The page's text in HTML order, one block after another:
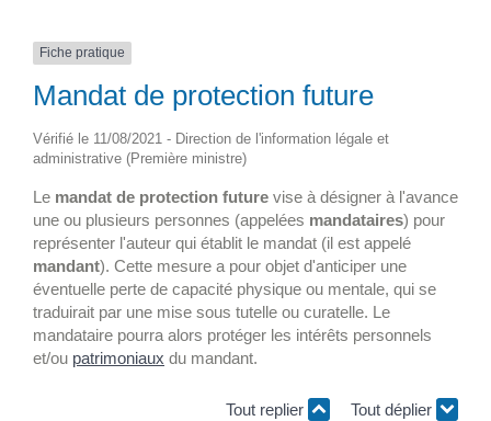
Fiche pratique
Mandat de protection future
Vérifié le 11/08/2021 - Direction de l'information légale et
administrative (Première ministre)
Le mandat de protection future vise à désigner à l'avance
une ou plusieurs personnes (appelées mandataires) pour
représenter l'auteur qui établit le mandat (il est appelé
mandant). Cette mesure a pour objet d'anticiper une
éventuelle perte de capacité physique ou mentale, qui se
traduirait par une mise sous tutelle ou curatelle. Le
mandataire pourra alors protéger les intérêts personnels
et/ou patrimoniaux du mandant.
Tout replier Tout déplier